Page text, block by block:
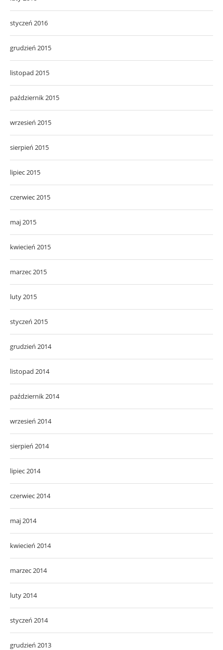
styczeń 2016
grudzień 2015
listopad 2015
październik 2015
wrzesień 2015
sierpień 2015
lipiec 2015
czerwiec 2015
maj 2015
kwiecień 2015
marzec 2015
luty 2015
styczeń 2015
grudzień 2014
listopad 2014
październik 2014
wrzesień 2014
sierpień 2014
lipiec 2014
czerwiec 2014
maj 2014
kwiecień 2014
marzec 2014
luty 2014
styczeń 2014
grudzień 2013